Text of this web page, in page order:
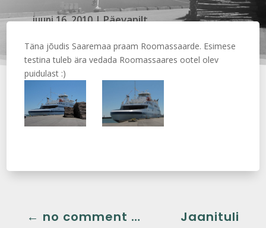
juuni 16, 2010|Päevapilt
Täna jõudis Saaremaa praam Roomassaarde. Esimese
testina tuleb ära vedada Roomassaares ootel olev
puidulast :)
← no comment …
Jaanituli